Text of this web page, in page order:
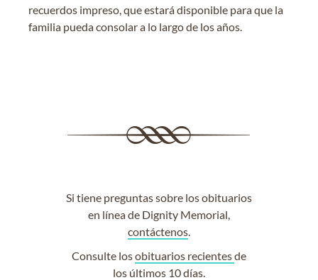
recuerdos impreso, que estará disponible para que la
familia pueda consolar a lo largo de los años.
Si tiene preguntas sobre los obituarios
en línea de Dignity Memorial,
contáctenos.
Consulte losobituarios recientesde
los últimos 10 días.